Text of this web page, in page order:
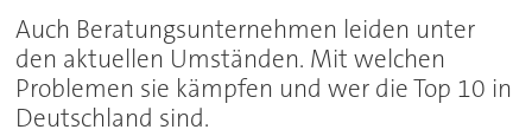
Auch Beratungsunternehmen leiden unter
den aktuellen Umständen. Mit welchen
Problemen sie kämpfen und wer die Top 10 in
Deutschland sind.